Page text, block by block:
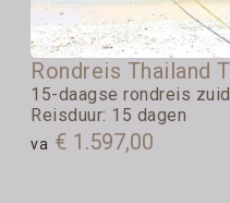
Rondreis Thailand
15-daagse rondreis
Reisduur: 15 dagen
va € 1.597,00